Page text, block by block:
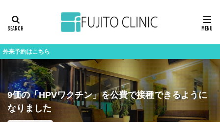
こちら
9価の「HPVワクチン」を公費で接種できるように
なりました